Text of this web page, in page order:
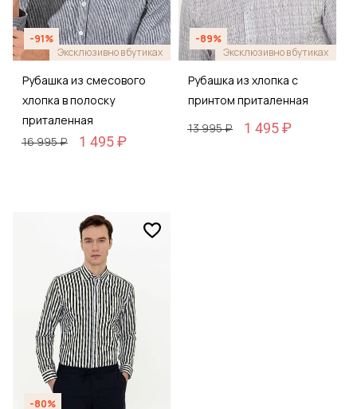
-91%
Эксклюзивно в бутиках
Рубашка из смесового
хлопка в полоску
приталенная
16 995 ₽
1 495 ₽
-89%
Эксклюзивно в бутиках
Рубашка из хлопка с
принтом приталенная
13 995 ₽
1 495 ₽
-80%